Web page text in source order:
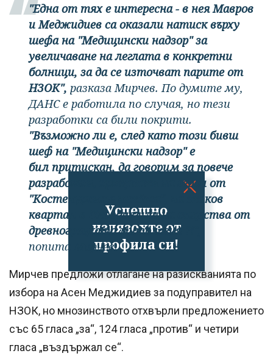
Успешно
излязохте от
профила си!
"Една от тях е интересна - в нея Мавров
и Меджидиев са оказали натиск върху
шефа на "Медицински надзор" за
увеличаване на леглата в конкретни
болници, за да се източват парите от
НЗОК", разказа Мирчев. По думите му,
ДАНС е работила по случая, но тези
разработки са били покрити.
"Възможно ли е, след като този бивш
шеф на "Медицински надзор" е
бил притискан, да говорим за повече
разработки, кръщавани на герои от
"Костенурките нинджа", на знаков
квартал в Пловдив или на същества от
древногръцката митология ?!",
попита Мирчев.
Мирчев предложи отлагане на разискванията по
избора на Асен Меджидиев за подуправител на
НЗОК, но мнозинството отхвърли предложението
със 65 гласа „за“, 124 гласа „против“ и четири
гласа „въздържал се“.